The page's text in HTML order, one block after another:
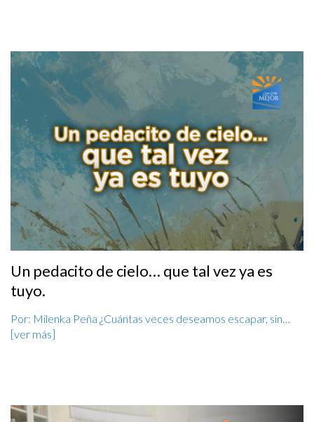
Un pedacito de cielo… que tal vez ya es
tuyo.
Por: Milenka Peña ¿Cuántas veces deseamos escapar, sin…
[ver más]